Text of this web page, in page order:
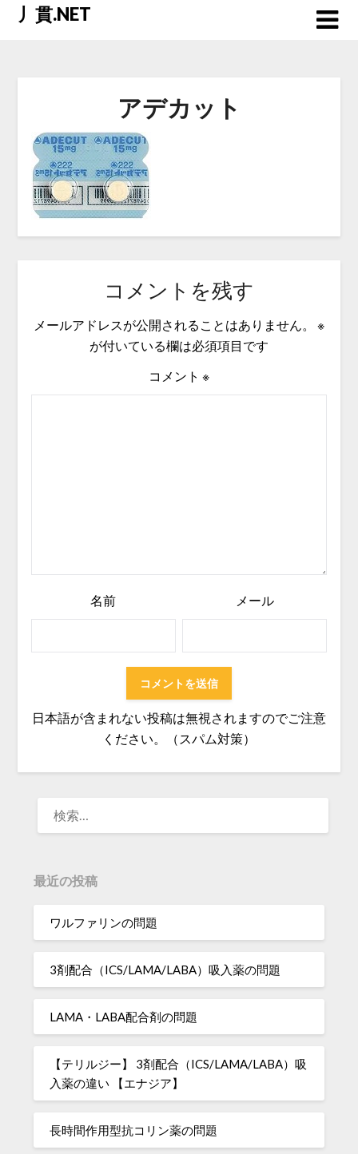
Skip丿貫.NET
アデカット
コメントを残す
メールアドレスが公開されることはありません。
※
が付いている欄は必須項目です
コメント ※
名前 メール
日本語が含まれない投稿は無視されますのでご注意
ください。（スパム対策）
最近の投稿
ワルファリンの問題
3剤配合（ICS/LAMA/LABA）吸入薬の問題
LAMA・LABA配合剤の問題
【テリルジー】 3剤配合（ICS/LAMA/LABA）吸
入薬の違い 【エナジア】
長時間作用型抗コリン薬の問題